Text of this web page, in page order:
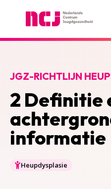
2 Definitie
informatie
JGZ-RICHTLIJN
Heupdysplasie